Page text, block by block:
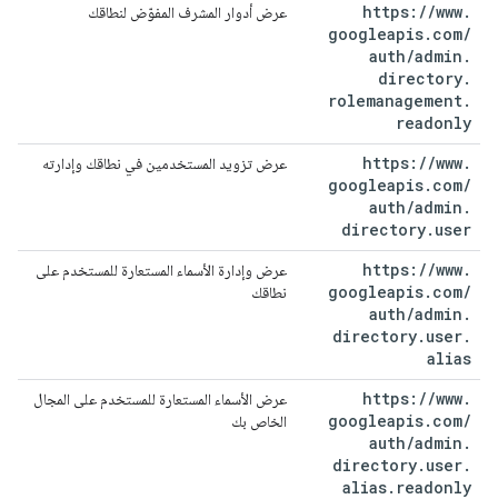
https: //www.
googleapis. com/
auth/admin .
directory.
rolemanagement.
readonly
عرض أدوار المشرف المفوّض لنطاقك
https: //www.
googleapis. com/
auth/admin .
directory. user
عرض تزويد المستخدمين في نطاقك وإدارته
https: //www.
googleapis. com/
auth/admin .
directory. user.
alias
عرض وإدارة الأسماء المستعارة للمستخدم على
نطاقك
https: //www.
googleapis. com/
auth/admin .
directory. user.
alias. readonly
عرض الأسماء المستعارة للمستخدم على المجال
الخاص بك